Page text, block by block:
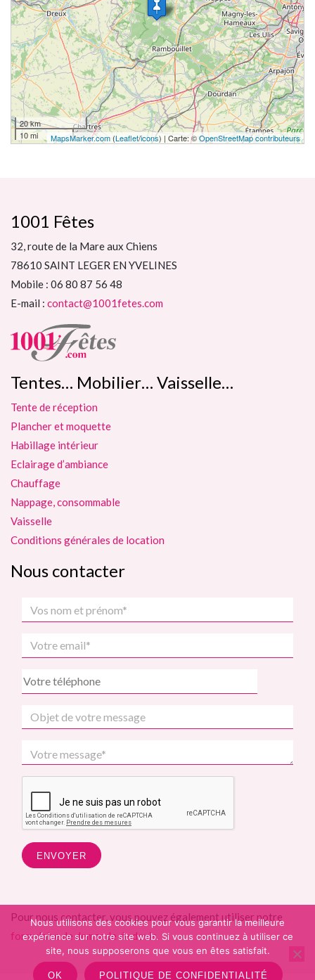
20 km
10 mi
MapsMarker.com (Leaflet/icons) | Carte: ©OpenStreetMap contributeurs
1001 Fêtes
32, route de la Mare aux Chiens
78610 SAINT LEGER EN YVELINES
Mobile : 06 80 87 56 48
E-mail : contact@1001fetes.com
Tentes… Mobilier… Vaisselle…
Tente de réception
Plancher et moquette
Habillage intérieur
Eclairage d’ambiance
Chauffage
Nappage, consommable
Vaisselle
Conditions générales de location
Nous contacter
Pour nous contacter, vous pouvez également utiliser notre
formulaire de demande de devis.
Nous utilisons des cookies pour vous garantir la meilleure
expérience sur notre site web. Si vous continuez à utiliser ce
site, nous supposerons que vous en êtes satisfait.
OK POLITIQUE DE CONFIDENTIALITÉ